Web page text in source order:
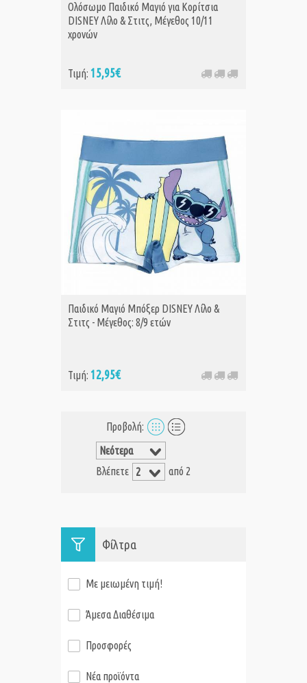
Ολόσωμο Παιδικό Μαγιό για Κορίτσια
DISNEY Λίλο & Στιτς, Μέγεθος 10/11
χρονών
Τιμή: 15,95€
Παιδικό Μαγιό Μπόξερ DISNEY Λίλο &
Στιτς - Μέγεθος: 8/9 ετών
Τιμή: 12,95€
Προβολή:
Βλέπετε από 2
Φίλτρα
Με μειωμένη τιμή!
Άμεσα Διαθέσιμα
Προσφορές
Νέα προϊόντα